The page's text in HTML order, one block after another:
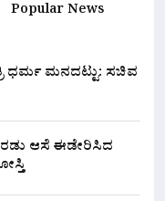
Popular News
ಧರ್ಮ ಮನದಟ್ಟು: ಸಚಿವ
ಆಸೆ ಈಡೇರಿಸಿದ